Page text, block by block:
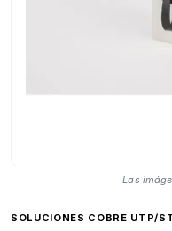
Las
SOLUCIONES COBRE UTP/